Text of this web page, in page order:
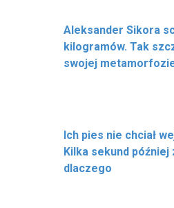
Aleksander Sikora
kilogramów. Tak
swojej
Ich pies nie chciał
Kilka sekund
dlaczego